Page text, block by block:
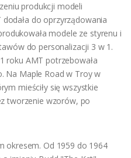
produkcji modeli
do oprzyrządowania
modele ze styrenu i
do personalizacji 3 w 1.
roku AMT potrzebowała
Na Maple Road w Troy w
mieściły się wszystkie
tworzenie wzorów, po
okresem. Od 1959 do 1964